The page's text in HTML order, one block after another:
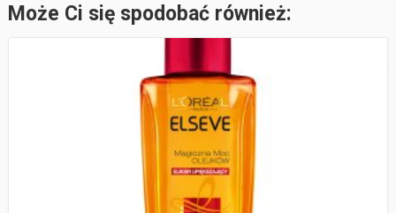
Może Ci się spodobać również: